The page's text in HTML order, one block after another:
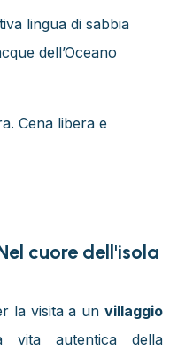
lingua di sabbia
dell’Oceano
Cena libera e
cuore dell'isola
la visita a un villaggio
vita autentica della